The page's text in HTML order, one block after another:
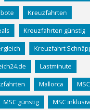
Kreuzfahrten
Kreuzfahrten günstig
Kreuzfahrt
Lastminute
Mallorca MSC
MSC günstig MSC